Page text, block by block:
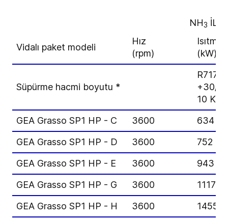
NH3 İLE
Vidalı paket modeli
Hız
(rpm)
Isıtma
(kW)
Süpürme hacmi boyutu *
R717,
+30/
10 K
GEA Grasso SP1 HP - C
3600
634
GEA Grasso SP1 HP - D
3600
752
GEA Grasso SP1 HP - E
3600
943
GEA Grasso SP1 HP - G
3600
1117
GEA Grasso SP1 HP - H
3600
1455